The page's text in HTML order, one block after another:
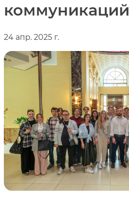
коммуникаций
24 апр. 2025 г.